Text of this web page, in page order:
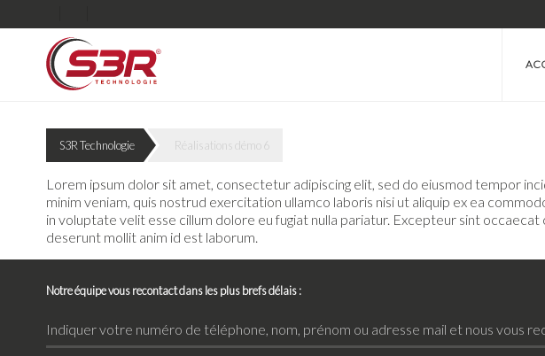
S3R Technologie Réalisations démo 6
Lorem ipsum dolor sit amet, consectetur adipiscing elit, sed do eiusmod tempor
minim veniam, quis nostrud exercitation ullamco laboris nisi ut aliquip ex ea
in voluptate velit esse cillum dolore eu fugiat nulla pariatur. Excepteur sint
deserunt mollit anim id est laborum.
Notre équipe vous recontact dans les plus brefs délais :